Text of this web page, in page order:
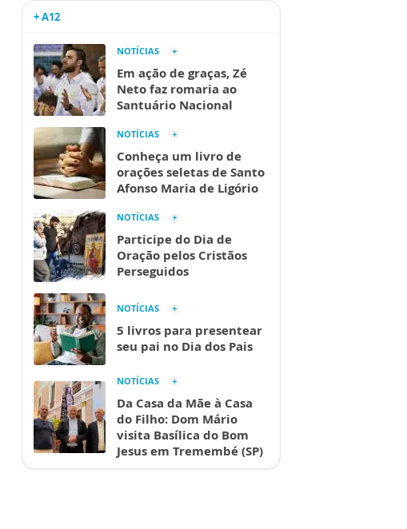
+ A12
NOTÍCIAS
Em ação de graças, Zé
Neto faz romaria ao
Santuário Nacional
NOTÍCIAS
Conheça um livro de
orações seletas de Santo
Afonso Maria de Ligório
NOTÍCIAS
Participe do Dia de
Oração pelos Cristãos
Perseguidos
NOTÍCIAS
5 livros para presentear
seu pai no Dia dos Pais
NOTÍCIAS
Da Casa da Mãe à Casa
do Filho: Dom Mário
visita Basílica do Bom
Jesus em Tremembé (SP)